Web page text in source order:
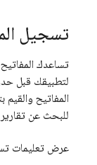
تسجيل
تساعدك
لتطبيقك قبل
المفاتيح
للبحث عن
عرض تعليمات